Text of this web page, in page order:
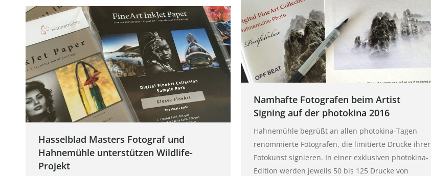
Namhafte Fotografen beim Artist
Signing auf der photokina 2016
Hahnemühle begrüßt an allen photokina-Tagen
renommierte Fotografen, die limitierte Drucke ihrer
Fotokunst signieren. In einer exklusiven photokina-
Edition werden jeweils 50 bis 125 Drucke von
Hasselblad Masters Fotograf und
Hahnemühle unterstützen Wildlife-
Projekt